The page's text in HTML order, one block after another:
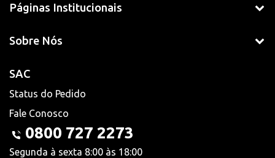
Páginas Institucionais
Sobre Nós
SAC
Status do Pedido
Fale Conosco
0800 727 2273
Segunda à sexta 8:00 às 18:00